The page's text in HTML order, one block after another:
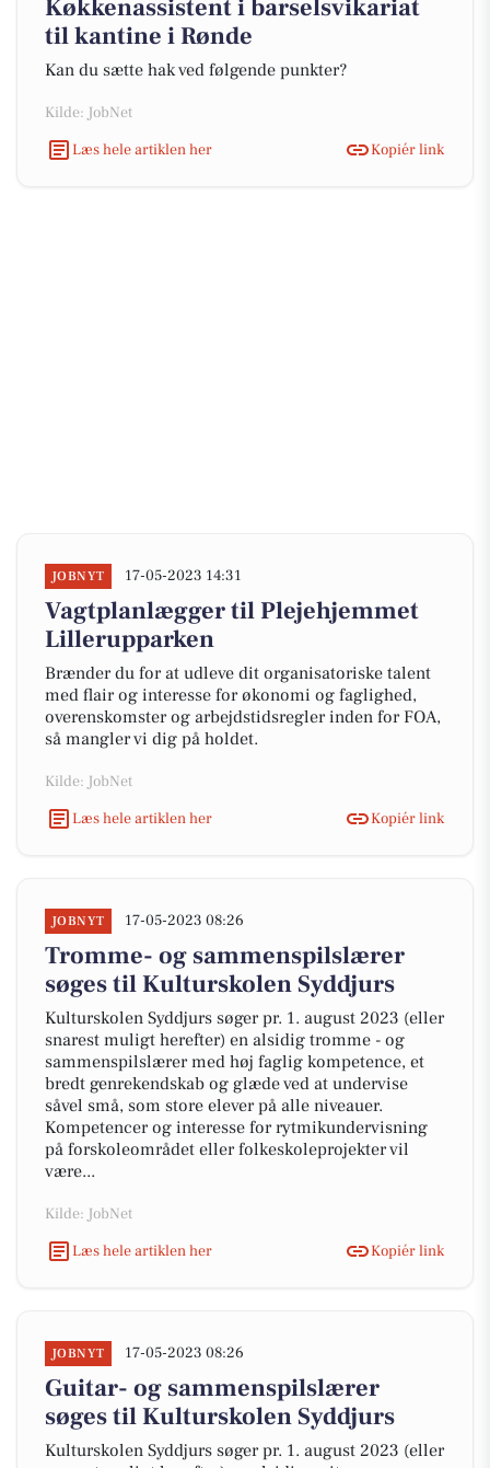
Køkkenassistent i barselsvikariat
til kantine i Rønde
Kan du sætte hak ved følgende punkter?
Kilde: JobNet
Læs hele artiklen her
Kopiér link
JOBNYT 17-05-2023 14:31
Vagtplanlægger til Plejehjemmet
Lillerupparken
Brænder du for at udleve dit organisatoriske talent
med flair og interesse for økonomi og faglighed,
overenskomster og arbejdstidsregler inden for FOA,
så mangler vi dig på holdet.
Kilde: JobNet
Læs hele artiklen her
Kopiér link
JOBNYT 17-05-2023 08:26
Tromme- og sammenspilslærer
søges til Kulturskolen Syddjurs
Kulturskolen Syddjurs søger pr. 1. august 2023 (eller
snarest muligt herefter) en alsidig tromme - og
sammenspilslærer med høj faglig kompetence, et
bredt genrekendskab og glæde ved at undervise
såvel små, som store elever på alle niveauer.
Kompetencer og interesse for rytmikundervisning
på forskoleområdet eller folkeskoleprojekter vil
være...
Kilde: JobNet
Læs hele artiklen her
Kopiér link
JOBNYT 17-05-2023 08:26
Guitar- og sammenspilslærer
søges til Kulturskolen Syddjurs
Kulturskolen Syddjurs søger pr. 1. august 2023 (eller